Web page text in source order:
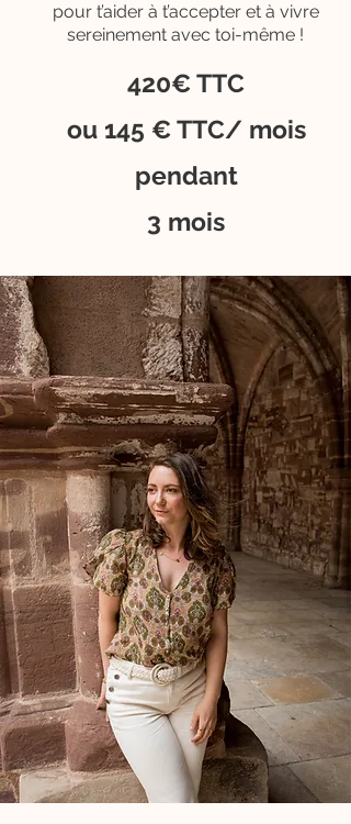
pour t’aider à t’accepter et à vivre
sereinement avec toi-même !
420€ TTC
ou 145 € TTC/ mois
pendant
3 mois